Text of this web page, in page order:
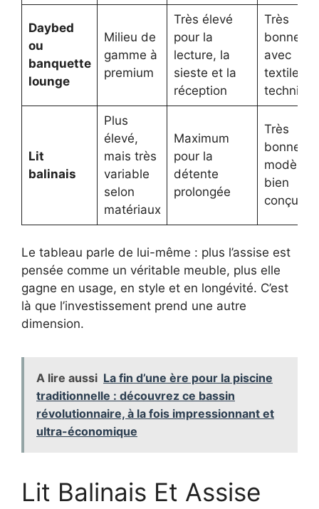
Daybed
ou
banquette
lounge
Milieu de
gamme à
premium
Très élevé
pour la
lecture, la
sieste et la
réception
Très
bonne
avec
textiles
Lit
balinais
Plus
élevé,
mais très
variable
selon
matériaux
Maximum
pour la
détente
prolongée
Très
bonne
modèles
bien
conçus
Le tableau parle de lui-même : plus l’assise est
pensée comme un véritable meuble, plus elle
gagne en usage, en style et en longévité. C’est
là que l’investissement prend une autre
dimension.
A lire aussi La fin d’une ère pour la piscine
traditionnelle : découvrez ce bassin
révolutionnaire, à la fois impressionnant et
ultra-économique
Lit Balinais Et Assise